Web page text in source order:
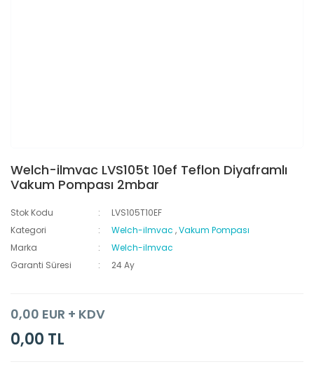
Welch-ilmvac LVS105t 10ef Teflon Diyaframlı
Vakum Pompası 2mbar
Stok Kodu
LVS105T10EF
Kategori
Welch-ilmvac ,Vakum Pompası
Marka
Welch-ilmvac
Garanti Süresi
24 Ay
0,00 EUR + KDV
0,00 TL